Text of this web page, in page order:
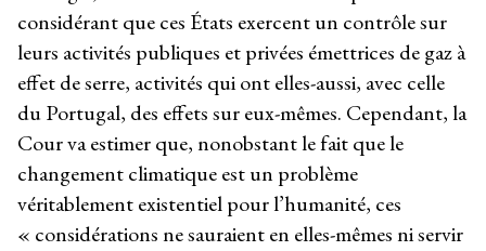
considérant que ces États exercent un contrôle sur
leurs activités publiques et privées émettrices de gaz à
effet de serre, activités qui ont elles-aussi, avec celle
du Portugal, des effets sur eux-mêmes. Cependant, la
Cour va estimer que, nonobstant le fait que le
changement climatique est un problème
véritablement existentiel pour l’humanité, ces
« considérations ne sauraient en elles-mêmes ni servir